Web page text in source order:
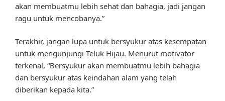
akan membuatmu lebih sehat dan bahagia, jadi jangan
ragu untuk mencobanya.”
Terakhir, jangan lupa untuk bersyukur atas kesempatan
untuk mengunjungi Teluk Hijau. Menurut motivator
terkenal, “Bersyukur akan membuatmu lebih bahagia
dan bersyukur atas keindahan alam yang telah
diberikan kepada kita.”